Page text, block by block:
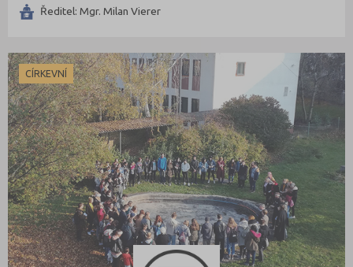
Ředitel: Mgr. Milan Vierer
CÍRKEVNÍ